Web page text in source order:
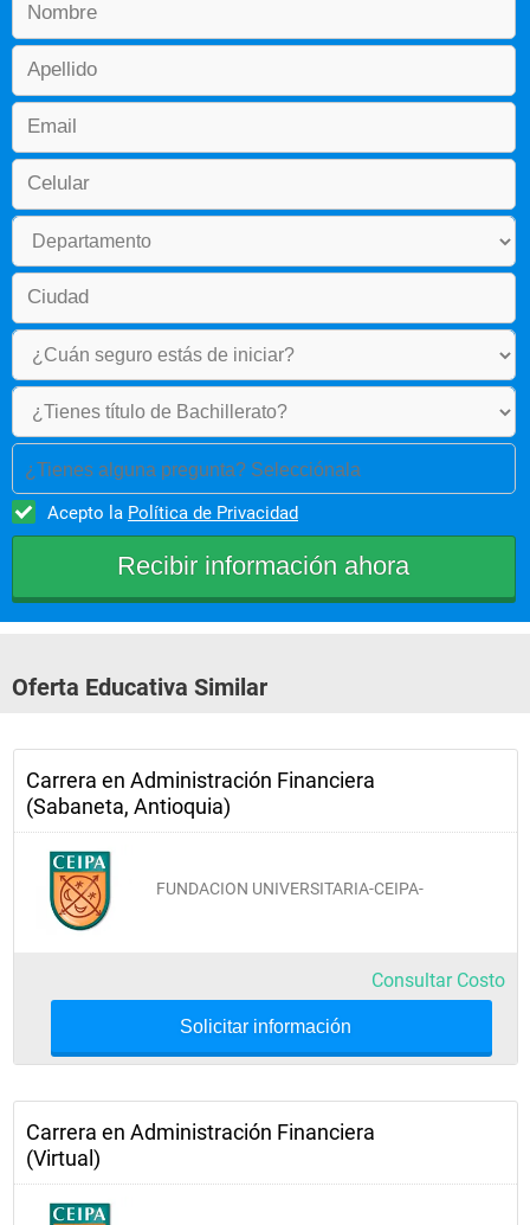
¿Tienes alguna pregunta? Selecciónala
Acepto la Política de Privacidad
Oferta Educativa Similar
Carrera en Administración Financiera
(Sabaneta, Antioquia)
FUNDACION UNIVERSITARIA-CEIPA-
Consultar Costo
Solicitar información
Carrera en Administración Financiera
(Virtual)